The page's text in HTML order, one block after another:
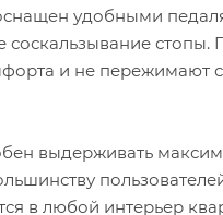
удобными
соскальзывание
и не пережимают
выдерживать
в любой интерьер